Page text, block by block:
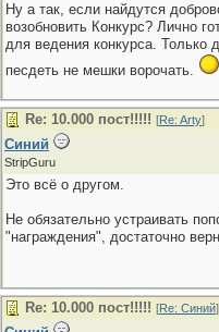
Ну а так, если найдутся
возобновить Конкурс? Лично
для ведения конкурса. Только
песдеть не мешки ворочать.
Re: 10.000 пост!!!!! [Re: Arty]
Синий
StripGuru
Это всё о другом.
Не обязательно устраивать
"награждения", достаточно
Re: 10.000 пост!!!!! [Re: Синий]